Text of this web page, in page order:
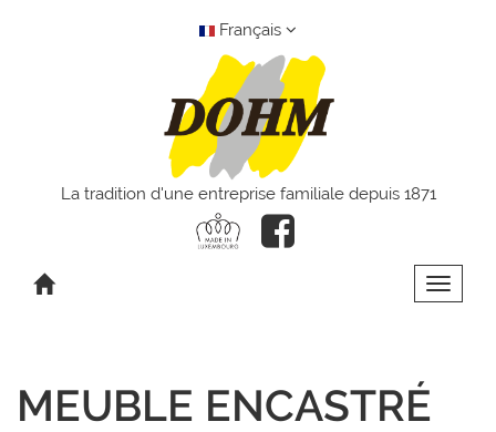
Français
La tradition d'une entreprise familiale depuis 1871
Toggle
MEUBLE ENCASTRÉ